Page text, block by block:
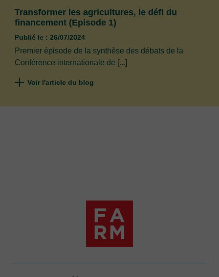
Transformer les agricultures, le défi du
financement (Episode 1)
Publié le : 26/07/2024
Premier épisode de la synthèse des débats de la
Conférence internationale de [...]
Voir l'article du blog